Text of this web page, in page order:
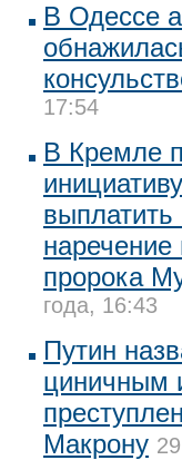
В Одессе
17:54
В Кремле
пророка
года, 16:43
Путин
циничным
Макрону